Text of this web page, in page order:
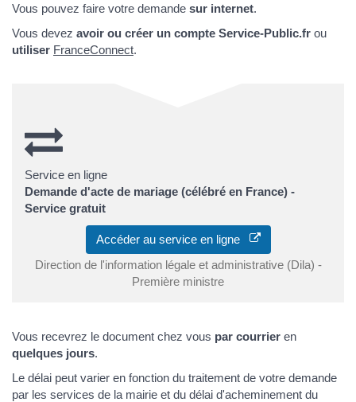
Vous pouvez faire votre demande sur internet.
Vous devez avoir ou créer un compte Service-Public.fr ou
utiliser FranceConnect.
Service en ligne
Demande d'acte de mariage (célébré en France) -
Service gratuit
Accéder au service en ligne
Direction de l'information légale et administrative (Dila) -
Première ministre
Vous recevrez le document chez vous par courrier en
quelques jours.
Le délai peut varier en fonction du traitement de votre demande
par les services de la mairie et du délai d'acheminement du